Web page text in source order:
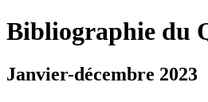
Bibliographie du
Janvier-décembre 2023